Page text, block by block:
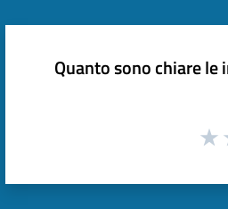
Quanto sono chiare